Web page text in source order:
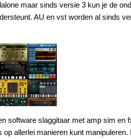
maar sinds versie 3 kun je de
AU en vst worden al sinds
software slaggitaar met amp sim en
allerlei manieren kunt manipuleren.